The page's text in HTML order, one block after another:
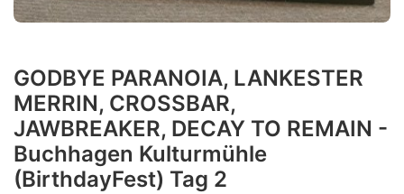
GODBYE PARANOIA, LANKESTER
MERRIN, CROSSBAR,
JAWBREAKER, DECAY TO REMAIN -
Buchhagen Kulturmühle
(BirthdayFest) Tag 2